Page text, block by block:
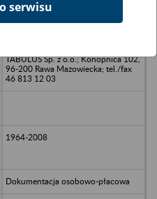
Spółdzielnia Kółek Rolnicych w
TABULUS Sp. z o.o.; Konopnica 102,
96-200 Rawa Mazowiecka; tel./fax
46 813 12 03
1964-2008
Dokumentacja osobowo-płacowa
serwisu